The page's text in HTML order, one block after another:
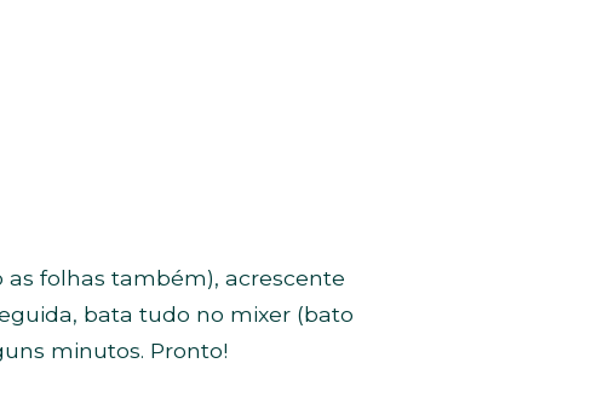
folhas também), acrescente
bata tudo no mixer (bato
minutos. Pronto!